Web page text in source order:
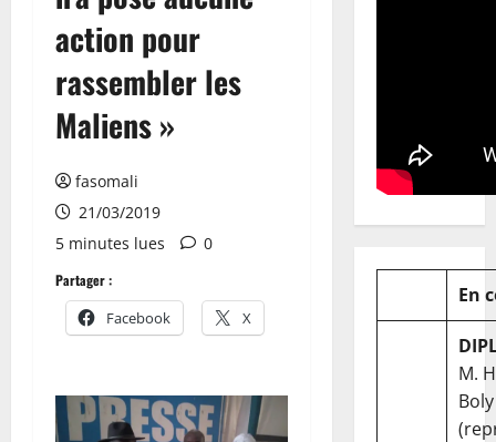
action pour
rassembler les
Maliens »
fasomali
21/03/2019
5 minutes lues
0
Partager :
Facebook X
En
M.
Boly